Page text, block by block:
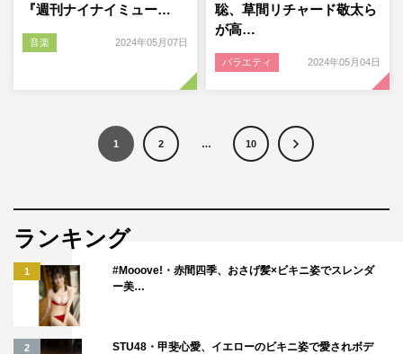
『週刊ナイナイミュー…
音楽 2024年05月07日
聡、草間リチャード敬太ら
が高…
バラエティ 2024年05月04日
1 2 … 10
ランキング
1
#Mooove!・赤間四季、おさげ髪×ビキニ姿でスレンダ
ー美…
2
STU48・甲斐心愛、イエローのビキニ姿で愛されボデ